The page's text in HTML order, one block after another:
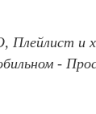
Плейлист и
-